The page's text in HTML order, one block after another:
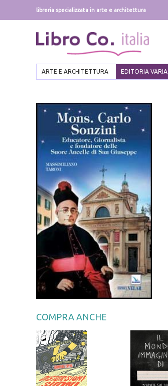
libreria specializzata in arte e architettura
ARTE E ARCHITETTURA EDITORIA VARIA
COMPRA ANCHE